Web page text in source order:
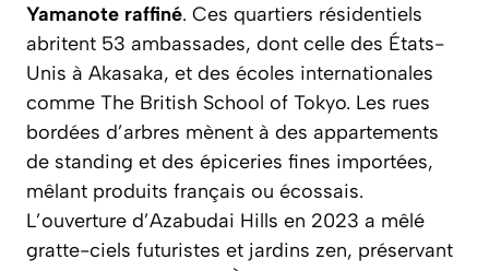
Yamanote raffiné. Ces quartiers résidentiels
abritent 53 ambassades, dont celle des États-
Unis à Akasaka, et des écoles internationales
comme The British School of Tokyo. Les rues
bordées d’arbres mènent à des appartements
de standing et des épiceries fines importées,
mêlant produits français ou écossais.
L’ouverture d’Azabudai Hills en 2023 a mêlé
gratte-ciels futuristes et jardins zen, préservant